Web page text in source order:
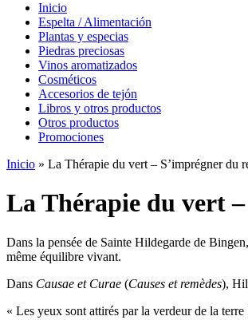
Inicio
Espelta / Alimentación
Plantas y especias
Piedras preciosas
Vinos aromatizados
Cosméticos
Accesorios de tejón
Libros y otros productos
Otros productos
Promociones
Inicio » La Thérapie du vert – S’imprégner du
La Thérapie du vert
Dans la pensée de Sainte Hildegarde de
même équilibre vivant.
Dans Causae et Curae (Causes et remèdes),
« Les yeux sont attirés par la verdeur de la